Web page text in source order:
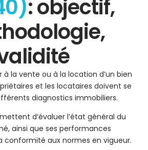
: objectif,
la vente ou à la location d’un bien
et les locataires doivent se
diagnostics immobiliers.
d’évaluer l’état général du
ainsi que ses performances
conformité aux normes en vigueur.